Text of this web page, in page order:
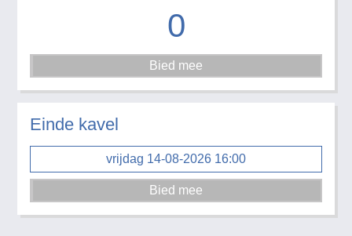
0
Einde kavel
vrijdag 14-08-2026 16:00